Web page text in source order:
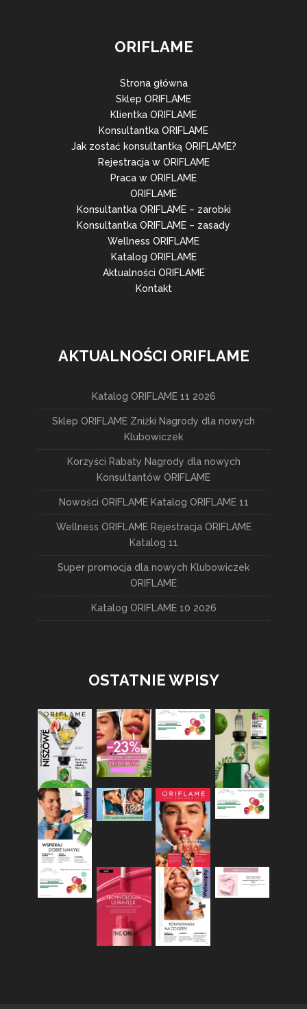
ORIFLAME
Strona główna
Sklep ORIFLAME
Klientka ORIFLAME
Konsultantka ORIFLAME
Jak zostać konsultantką ORIFLAME?
Rejestracja w ORIFLAME
Praca w ORIFLAME
ORIFLAME
Konsultantka ORIFLAME – zarobki
Konsultantka ORIFLAME – zasady
Wellness ORIFLAME
Katalog ORIFLAME
Aktualności ORIFLAME
Kontakt
AKTUALNOŚCI ORIFLAME
Katalog ORIFLAME 11 2026
Sklep ORIFLAME Zniżki Nagrody dla nowych
Klubowiczek
Korzyści Rabaty Nagrody dla nowych
Konsultantów ORIFLAME
Nowości ORIFLAME Katalog ORIFLAME 11
Wellness ORIFLAME Rejestracja ORIFLAME
Katalog 11
Super promocja dla nowych Klubowiczek
ORIFLAME
Katalog ORIFLAME 10 2026
OSTATNIE WPISY